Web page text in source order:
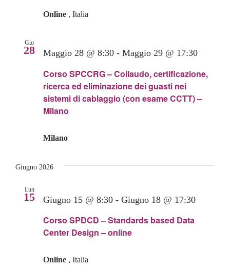
Online , Italia
Gio
28
Corso SPCCRG – Collaudo, certificazione,
ricerca ed eliminazione dei guasti nei
sistemi di cablaggio (con esame CCTT) –
Milano
Maggio 28 @ 8:30 - Maggio 29 @ 17:30
Milano
Giugno 2026
Lun
15
Corso SPDCD – Standards based Data
Center Design – online
Giugno 15 @ 8:30 - Giugno 18 @ 17:30
Online , Italia